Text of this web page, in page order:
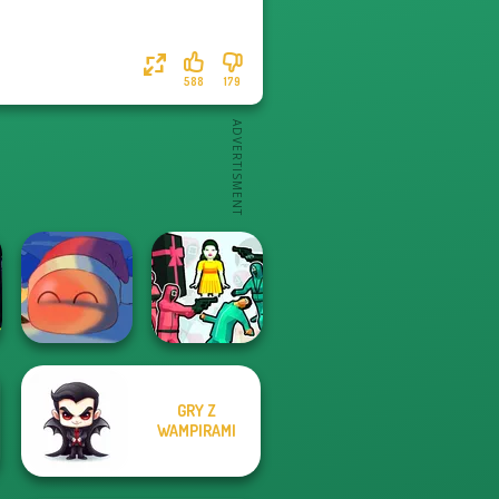
179
588
Fireblob Winter
Squid Battle
Simulator
GRY Z
WAMPIRAMI